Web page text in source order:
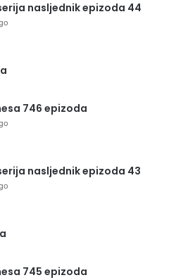
nasljednik epizoda 44
746 epizoda
nasljednik epizoda 43
745 epizoda